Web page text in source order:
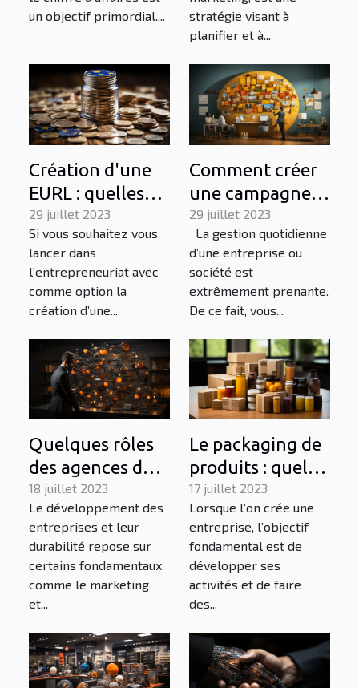
un objectif primordial....
disponibles ?
stratégie visant à
planifier et à...
Création d'une
EURL : quelles
sont les charges
à gérer ?
29 juillet 2023
Si vous souhaitez vous
lancer dans
l’entrepreneuriat avec
comme option la
création d’une...
Comment créer
une campagne
publicitaire
percutante qui
se convertit ?
29 juillet 2023
La gestion quotidienne
d’une entreprise ou
société est
extrêmement prenante.
De ce fait, vous...
Quelques rôles
des agences de
marketing dans
le
développement
des entreprises
18 juillet 2023
Le développement des
entreprises et leur
durabilité repose sur
certains fondamentaux
comme le marketing
et...
Le packaging de
produits : quel
impact pour une
entreprise ?
17 juillet 2023
Lorsque l’on crée une
entreprise, l’objectif
fondamental est de
développer ses
activités et de faire
des...